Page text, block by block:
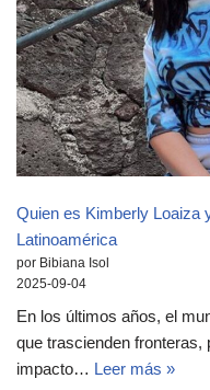
Quien es Kimberly Loaiza
Latinoamérica
por Bibiana Isol
2025-09-04
En los últimos años, el
que trascienden fronteras,
impacto… Leer más »